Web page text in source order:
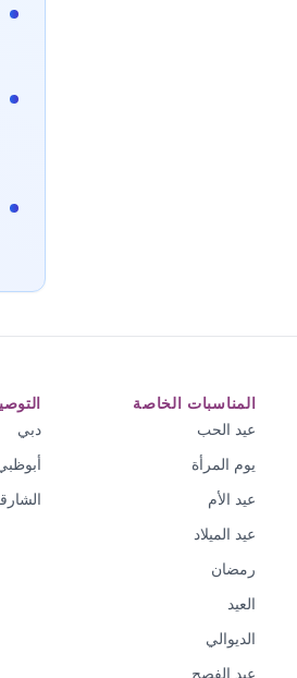
المناسبات الخاصة
عيد الحب
يوم المرأة
عيد الأم
عيد الميلاد
رمضان
العيد
الديوالي
عيد الفصح
دبي